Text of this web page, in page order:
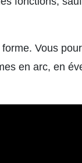
Vous
en arc, en